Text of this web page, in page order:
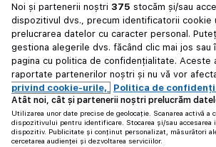
Noi și partenerii noștri 375 stocăm și/sau
dispozitivul dvs., precum identificatorii cookie
prelucrarea datelor cu caracter personal.
gestiona alegerile dvs. făcând clic mai jos sau
pagina cu politica de confidențialitate. Aceste
raportate partenerilor noștri și nu vă vor
privind cookie-urile,
Politica de
Atât noi, cât și partenerii noștri prelucrăm
Utilizarea unor date precise de geolocație. Scanarea activă a
dispozitivului pentru identificare. Stocarea și/sau accesarea
dispozitiv. Publicitate și conținut personalizat, măsurători
cercetarea audienței și dezvoltarea serviciilor.